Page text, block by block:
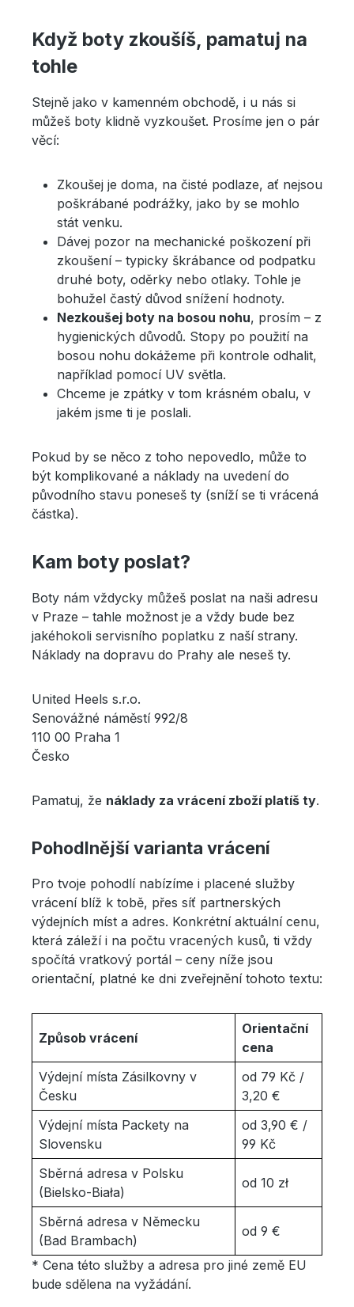
Když boty zkoušíš, pamatuj na
tohle
Stejně jako v kamenném obchodě, i u nás si
můžeš boty klidně vyzkoušet. Prosíme jen o pár
věcí:
Zkoušej je doma, na čisté podlaze, ať nejsou
poškrábané podrážky, jako by se mohlo
stát venku.
Dávej pozor na mechanické poškození při
zkoušení – typicky škrábance od podpatku
druhé boty, oděrky nebo otlaky. Tohle je
bohužel častý důvod snížení hodnoty.
Nezkoušej boty na bosou nohu, prosím – z
hygienických důvodů. Stopy po použití na
bosou nohu dokážeme při kontrole odhalit,
například pomocí UV světla.
Chceme je zpátky v tom krásném obalu, v
jakém jsme ti je poslali.
Pokud by se něco z toho nepovedlo, může to
být komplikované a náklady na uvedení do
původního stavu poneseš ty (sníží se ti vrácená
částka).
Kam boty poslat?
Boty nám vždycky můžeš poslat na naši adresu
v Praze – tahle možnost je a vždy bude bez
jakéhokoli servisního poplatku z naší strany.
Náklady na dopravu do Prahy ale neseš ty.
United Heels s.r.o.
Senovážné náměstí 992/8
110 00 Praha 1
Česko
Pamatuj, že náklady za vrácení zboží platíš ty.
Pohodlnější varianta vrácení
Pro tvoje pohodlí nabízíme i placené služby
vrácení blíž k tobě, přes síť partnerských
výdejních míst a adres. Konkrétní aktuální cenu,
která záleží i na počtu vracených kusů, ti vždy
spočítá vratkový portál – ceny níže jsou
orientační, platné ke dni zveřejnění tohoto textu:
Způsob vrácení
Orientační
cena
Výdejní místa Zásilkovny v
Česku
od 79 Kč /
3,20 €
Výdejní místa Packety na
Slovensku
od 3,90 € /
99 Kč
Sběrná adresa v Polsku
(Bielsko-Biała)
od 10 zł
Sběrná adresa v Německu
(Bad Brambach)
od 9 €
* Cena této služby a adresa pro jiné země EU
bude sdělena na vyžádání.